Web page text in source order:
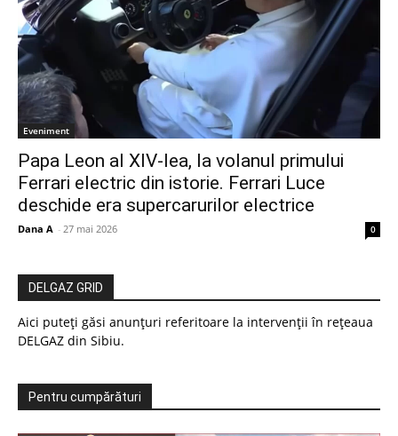
Eveniment
Papa Leon al XIV-lea, la volanul primului
Ferrari electric din istorie. Ferrari Luce
deschide era supercarurilor electrice
Dana A - 27 mai 2026 0
DELGAZ GRID
Aici puteți găsi anunțuri referitoare la intervenții în rețeaua
DELGAZ din Sibiu.
Pentru cumpărături